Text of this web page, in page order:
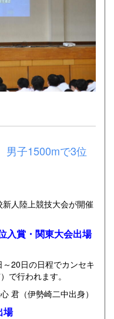
子1500mで3位
人陸上競技大会が開催
入賞・関東大会出場
20日の日程でカンセキ
で行われます。
君（伊勢崎二中出身）
場